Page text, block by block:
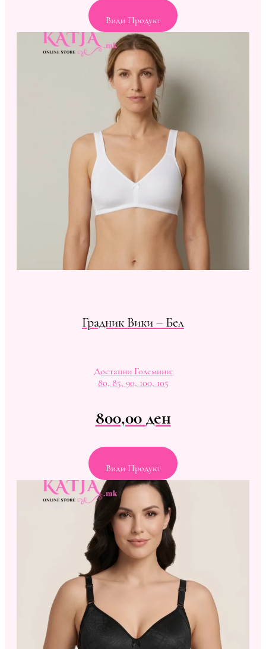
Види Продукт
Градник Вики – Бел
Достапни Големини:
80, 85, 90, 100, 105
800,00ден
Види Продукт